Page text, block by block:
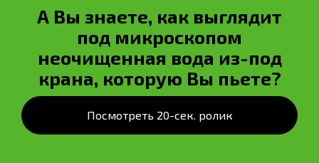
А Вы знаете, как выглядит
под микроскопом
неочищенная вода из-под
крана, которую Вы пьете?
Посмотреть 20-сек. ролик